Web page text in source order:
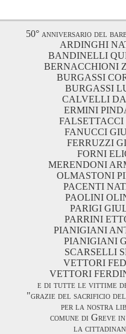
50° anniversario del
ARDINGHI
BANDINELLI
BERNACCHIONI
BURGASSI
BURGASSI
CALVELLI
ERMINI
FALSETTACCI
FANUCCI
FERRUZZI
FORNI
MERENDONI
OLMASTONI
PACENTI
PAOLINI
PARIGI
PARRINI
PIANIGIANI
PIANIGIANI
SCARSELLI
VETTORI
VETTORI
e di tutte le vittime
"grazie del sacrificio
per la nostra
comune di Greve
la